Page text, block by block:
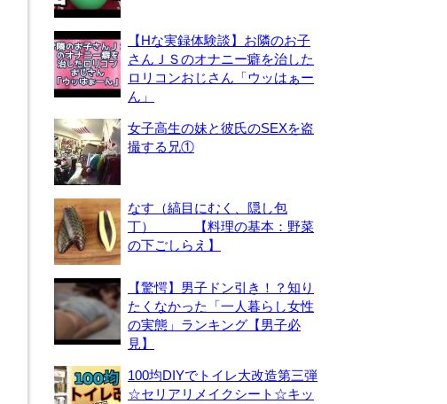
【Hな実録体験談】お隣のお子
さんＪＳのオナニー癖を治した
ロリコンおじさん「ウッはぁー
ん」
女子高生の妹と彼氏のSEXを盗
撮する兄①
なす（縞目にむく、隠し包
丁） 【料理の基本：野菜
の下ごしらえ】
【驚愕】男子ドン引き！？知り
たくなかった「一人暮らし女性
の実態」ランキング【男子必
見】
100均DIYでトイレ大改造第三弾
☆セリアリメイクシート☆キッ